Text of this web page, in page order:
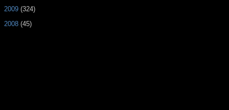
2009(324)
2008(45)